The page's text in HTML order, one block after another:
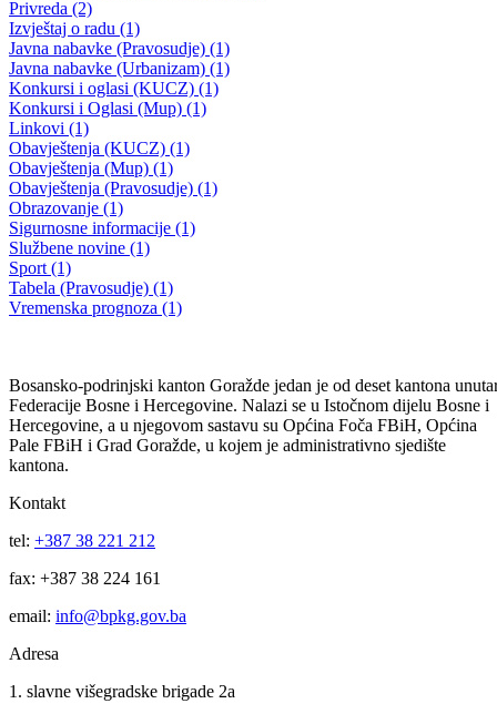
Javni poziv za raspodjelu sredstava za finansiranje/sufinansiranje
projekata i aktivnosti udruženja boračkih populacija i fondacija koje
doprinose poboljšanju statusa boračkih populacija s prostora
Bosansko-podrinjskog kantona Goražde
31.05.2021